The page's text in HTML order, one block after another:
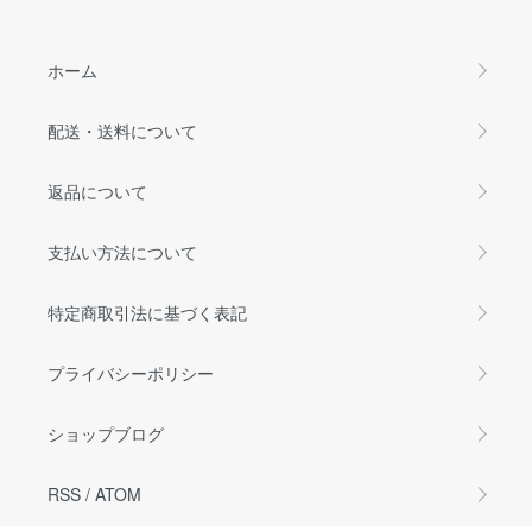
ホーム
配送・送料について
返品について
支払い方法について
特定商取引法に基づく表記
プライバシーポリシー
ショップブログ
RSS / ATOM